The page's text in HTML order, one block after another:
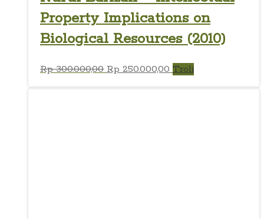
Property Implications on
Biological Resources (2010)
Rp300.000,00 Harga
Rp250.000,00 Harga
Troli